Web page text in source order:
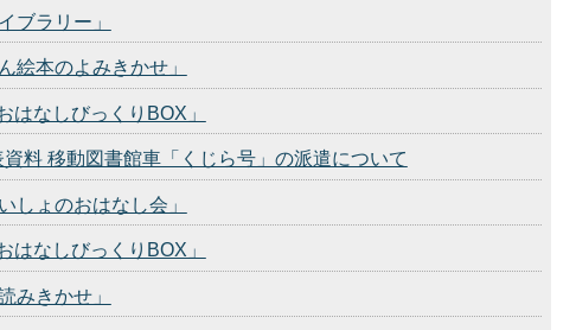
ブラリー」
絵本のよみきかせ」
はなしびっくりBOX」
料 移動図書館車「くじら号」の派遣について
しょのおはなし会」
はなしびっくりBOX」
みきかせ」